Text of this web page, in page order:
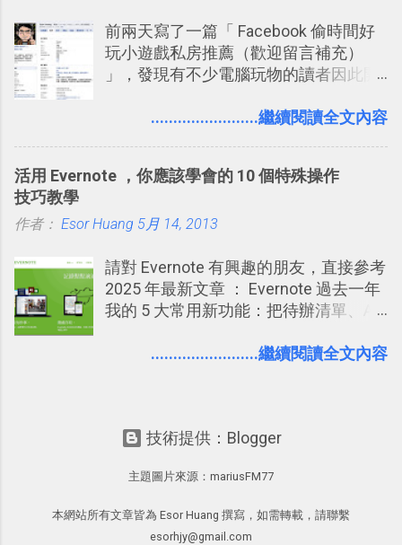
標籤在他的訊息中，或是想把你標籤在
相片圖片裡，現在你都多了一個「事先
審查」的機制，可以決定這些你被標籤
鴉牆上，從而禁止可能的祕密被你其他
前兩天寫了一篇「 Facebook 偷時間好
玩小遊戲私房推薦（歡迎留言補充）
」，發現有不少電腦玩物的讀者因此開
Facebook確 實是目前最好的社群、社
有趣的交友聯繫： 例如你可以看到朋友
哪張相片中？或者有哪些朋友正熱衷於
如何分析使用你的個人資料而達到這種
社群效果？則是很多人感到疑慮的部
份，也是惡意程式有可能利用的部份 。
從Facebook隱私設定全新簡化介面設計
與益處。例如經由Facebook專屬頁面建
寫文章的過程，以及開始寫一篇文章前
後的思考分享上去，從讀者回饋中，我
因此可以邊寫邊修改調整文章的方向，
........................繼續閱讀全文內容
活用 Evernote ，你應該學會的 10 個特殊操作
技巧教學
作者： Esor Huang 5月 14, 2013
請對 Evernote 有興趣的朋友，直接參考
2025 年最新文章 ： Evernote 過去一年
我的 5 大常用新功能：把待辦清單、AI
介紹文章： 把不同筆記中的待辦清單統
超長筆記應用案例分享 新功能教學： 會
功能整理錄音、手寫筆記 更新功能教
學： Evernote 新增類似 Google 文件的
「免帳號登入」多人同步編輯功能
........................繼續閱讀全文內容
技術提供：Blogger
主題圖片來源： mariusFM77
本網站所有文章皆為 Esor Huang 撰寫，如需轉載，請聯繫
esorhjy@gmail.com